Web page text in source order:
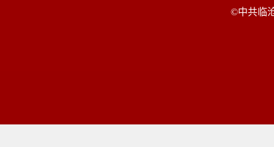
©中共临